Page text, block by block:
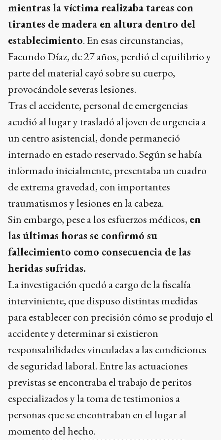
mientras la víctima realizaba tareas con
tirantes de madera en altura dentro del
establecimiento. En esas circunstancias,
Facundo Díaz, de 27 años, perdió el equilibrio y
parte del material cayó sobre su cuerpo,
provocándole severas lesiones.
Tras el accidente, personal de emergencias
acudió al lugar y trasladó al joven de urgencia a
un centro asistencial, donde permaneció
internado en estado reservado. Según se había
informado inicialmente, presentaba un cuadro
de extrema gravedad, con importantes
traumatismos y lesiones en la cabeza.
Sin embargo, pese a los esfuerzos médicos, en
las últimas horas se confirmó su
fallecimiento como consecuencia de las
heridas sufridas.
La investigación quedó a cargo de la fiscalía
interviniente, que dispuso distintas medidas
para establecer con precisión cómo se produjo el
accidente y determinar si existieron
responsabilidades vinculadas a las condiciones
de seguridad laboral. Entre las actuaciones
previstas se encontraba el trabajo de peritos
especializados y la toma de testimonios a
personas que se encontraban en el lugar al
momento del hecho.